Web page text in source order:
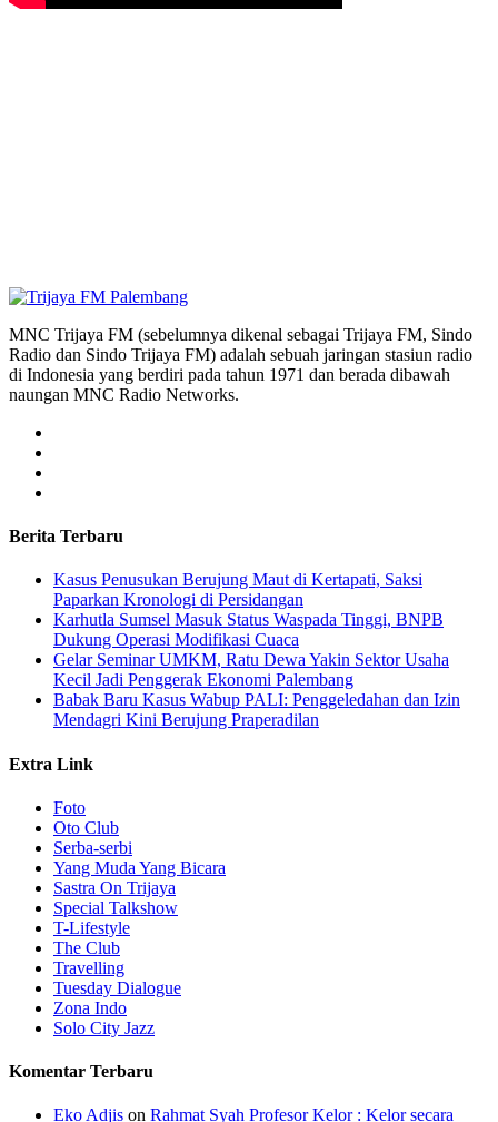
MNC Trijaya FM (sebelumnya dikenal sebagai Trijaya FM, Sindo
Radio dan Sindo Trijaya FM) adalah sebuah jaringan stasiun radio
di Indonesia yang berdiri pada tahun 1971 dan berada dibawah
naungan MNC Radio Networks.
Berita Terbaru
Kasus Penusukan Berujung Maut di Kertapati, Saksi
Paparkan Kronologi di Persidangan
Karhutla Sumsel Masuk Status Waspada Tinggi, BNPB
Dukung Operasi Modifikasi Cuaca
Gelar Seminar UMKM, Ratu Dewa Yakin Sektor Usaha
Kecil Jadi Penggerak Ekonomi Palembang
Babak Baru Kasus Wabup PALI: Penggeledahan dan Izin
Mendagri Kini Berujung Praperadilan
Extra Link
Foto
Oto Club
Serba-serbi
Yang Muda Yang Bicara
Sastra On Trijaya
Special Talkshow
T-Lifestyle
The Club
Travelling
Tuesday Dialogue
Zona Indo
Solo City Jazz
Komentar Terbaru
Eko Adjis on Rahmat Syah Profesor Kelor : Kelor secara